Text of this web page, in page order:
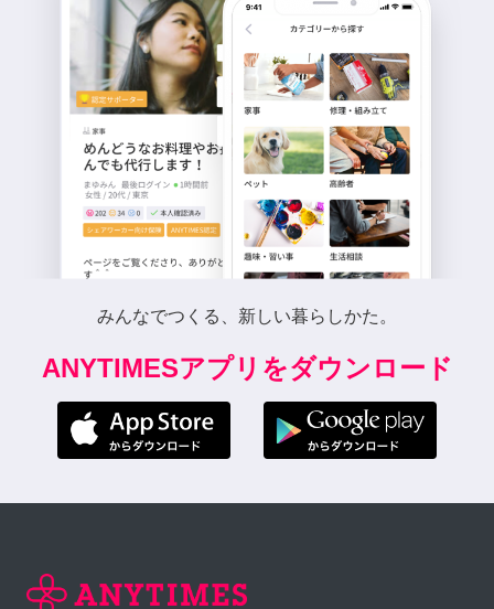
みんなでつくる、新しい暮らしかた。
ANYTIMESアプリをダウンロード